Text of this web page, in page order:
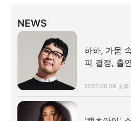
NEWS
하하, 가뭄
피 결정, 출
2026.08.08 오후